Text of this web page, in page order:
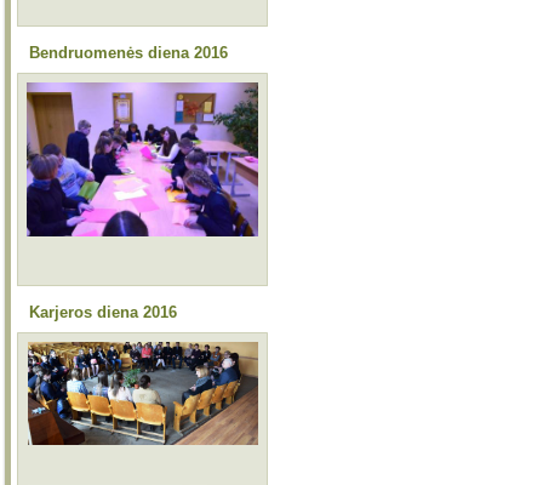
Bendruomenės diena 2016
Karjeros diena 2016